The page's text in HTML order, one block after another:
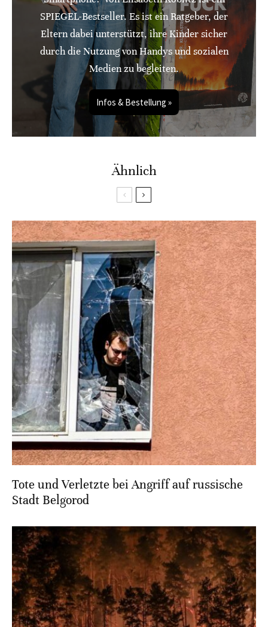
SPIEGEL-Bestseller. Es ist ein Ratgeber, der
Eltern dabei unterstützt, ihre Kinder sicher
durch die Nutzung von Handys und sozialen
Medien zu begleiten.
Infos & Bestellung »
Ähnlich
Tote und Verletzte bei Angriff auf russische
Stadt Belgorod